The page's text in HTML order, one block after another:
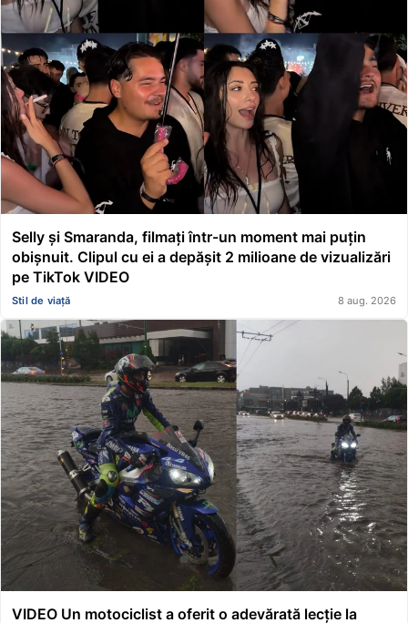
Selly și Smaranda, filmați într-un moment mai puțin
obișnuit. Clipul cu ei a depășit 2 milioane de vizualizări
pe TikTok VIDEO
Stil de viață 8 aug. 2026
VIDEO Un motociclist a oferit o adevărată lecție la